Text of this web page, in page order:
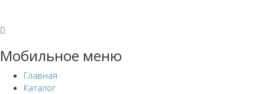
Мобильное меню
Главная
Каталог